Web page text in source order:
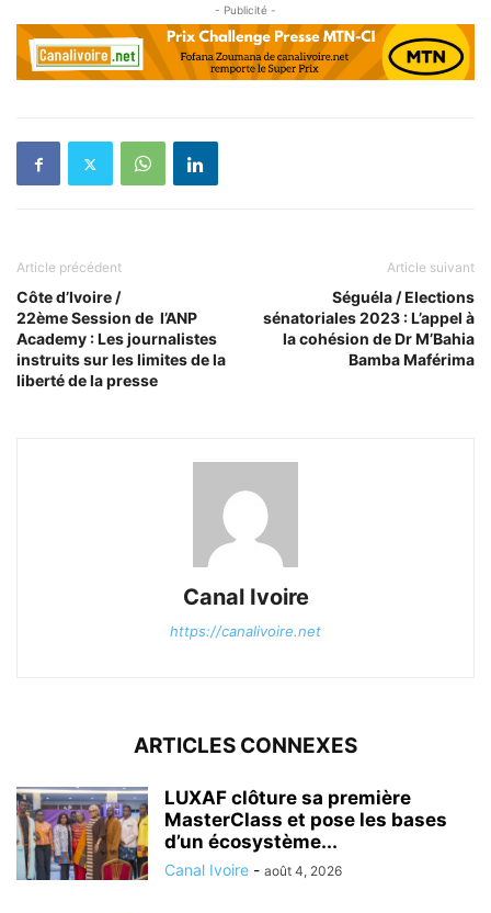
- Publicité -
Article précédent
Côte d’Ivoire /
22ème Session de l’ANP
Academy : Les journalistes
instruits sur les limites de la
liberté de la presse
Article suivant
Séguéla / Elections
sénatoriales 2023 : L’appel à
la cohésion de Dr M’Bahia
Bamba Maférima
Canal Ivoire
https://canalivoire.net
ARTICLES CONNEXES
LUXAF clôture sa première
MasterClass et pose les bases
d’un écosystème...
Canal Ivoire - août 4, 2026